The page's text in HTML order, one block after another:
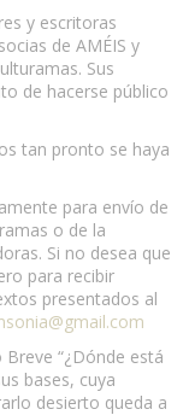
y escritoras
de AMÉIS y
Sus
de hacerse público
tan pronto se haya
para envío de
o de la
Si no desea que
para recibir
presentados al
“¿Dónde está
bases, cuya
desierto queda a